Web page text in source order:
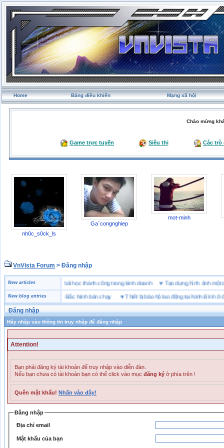
Home Bảng điều khiển Mạng xã hội
Chào mừng
Game trực tuyến Siêu thị Các trò
nh0c_s0ck_ls
Ga`congnghiep
mot-minh
VnVista Forum > Đăng nhập
New articles
biệt” của Microsoft ♥4 bài học thành công trong kinh doanh ♥Tạo dựng hình ảnh
New blog entries
hiệu giày bảo hộ tại Bắc Ninh bán chạy♥ Thiết bị bảo hộ lao động tại Ninh Bình ở đâu
Đăng nhập
Hãy nhập vào thông tin truy nhập để đăng nhập
Attention!
Bạn phải đăng ký tài khoản để truy nhập vào diễn đàn.
Nếu bạn chưa có tài khoản bạn có thể click vào mục đăng ký ở phía trên !
Quên mật khẩu! Nhấn vào đây!
Đăng nhập
Địa chỉ email
Mật khẩu của bạn